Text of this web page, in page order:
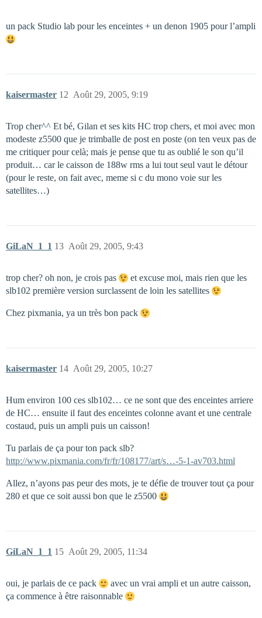
un pack Studio lab pour les enceintes + un denon 1905 pour l’ampli
kaisermaster Août 29, 2005, 9:19
12
Trop cher^^ Et bé, Gilan et ses kits HC trop chers, et moi avec mon
modeste z5500 que je trimballe de post en poste (on ten veux pas de
me critiquer pour celà; mais je pense que tu as oublié le son qu’il
produit… car le caisson de 188w rms a lui tout seul vaut le détour
(pour le reste, on fait avec, meme si c du mono voie sur les
satellites…)
GiLaN_1_1 Août 29, 2005, 9:43
13
trop cher? oh non, je crois pas
et excuse moi, mais rien que les
slb102 première version surclassent de loin les satellites
Chez pixmania, ya un très bon pack
kaisermaster Août 29, 2005, 10:27
14
Hum environ 100 ces slb102… ce ne sont que des enceintes arriere
de HC… ensuite il faut des enceintes colonne avant et une centrale
costaud, puis un ampli puis un caisson!
Tu parlais de ça pour ton pack slb?
http://www.pixmania.com/fr/fr/108177/art/s…-5-1-av703.html
Allez, n’ayons pas peur des mots, je te défie de trouver tout ça pour
280 et que ce soit aussi bon que le z5500
GiLaN_1_1 Août 29, 2005, 11:34
15
oui, je parlais de ce pack
avec un vrai ampli et un autre caisson,
ça commence à être raisonnable